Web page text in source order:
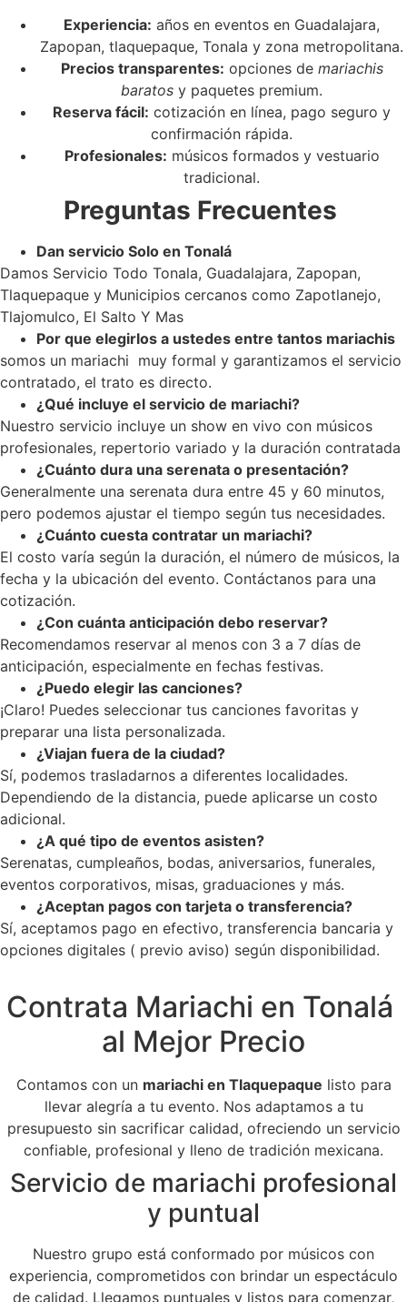
Experiencia: años en eventos en Guadalajara,
Zapopan, tlaquepaque, Tonala y zona metropolitana.
Precios transparentes: opciones de mariachis
baratos y paquetes premium.
Reserva fácil: cotización en línea, pago seguro y
confirmación rápida.
Profesionales: músicos formados y vestuario
tradicional.
Preguntas Frecuentes
Dan servicio Solo en Tonalá
Damos Servicio Todo Tonala, Guadalajara, Zapopan,
Tlaquepaque y Municipios cercanos como Zapotlanejo,
Tlajomulco, El Salto Y Mas
Por que elegirlos a ustedes entre tantos mariachis
somos un mariachi muy formal y garantizamos el servicio
contratado, el trato es directo.
¿Qué incluye el servicio de mariachi?
Nuestro servicio incluye un show en vivo con músicos
profesionales, repertorio variado y la duración contratada
¿Cuánto dura una serenata o presentación?
Generalmente una serenata dura entre 45 y 60 minutos,
pero podemos ajustar el tiempo según tus necesidades.
¿Cuánto cuesta contratar un mariachi?
El costo varía según la duración, el número de músicos, la
fecha y la ubicación del evento. Contáctanos para una
cotización.
¿Con cuánta anticipación debo reservar?
Recomendamos reservar al menos con 3 a 7 días de
anticipación, especialmente en fechas festivas.
¿Puedo elegir las canciones?
¡Claro! Puedes seleccionar tus canciones favoritas y
preparar una lista personalizada.
¿Viajan fuera de la ciudad?
Sí, podemos trasladarnos a diferentes localidades.
Dependiendo de la distancia, puede aplicarse un costo
adicional.
¿A qué tipo de eventos asisten?
Serenatas, cumpleaños, bodas, aniversarios, funerales,
eventos corporativos, misas, graduaciones y más.
¿Aceptan pagos con tarjeta o transferencia?
Sí, aceptamos pago en efectivo, transferencia bancaria y
opciones digitales ( previo aviso) según disponibilidad.
Contrata Mariachi en Tonalá
al Mejor Precio
Contamos con un mariachi en Tlaquepaque listo para
llevar alegría a tu evento. Nos adaptamos a tu
presupuesto sin sacrificar calidad, ofreciendo un servicio
confiable, profesional y lleno de tradición mexicana.
Servicio de mariachi profesional
y puntual
Nuestro grupo está conformado por músicos con
experiencia, comprometidos con brindar un espectáculo
de calidad. Llegamos puntuales y listos para comenzar,